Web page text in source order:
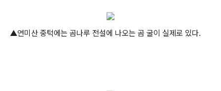
▲연미산 중턱에는 곰나루 전설에 나오는 곰 굴이 실제로 있다.